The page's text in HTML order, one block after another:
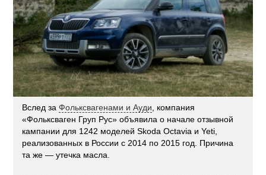
Вслед заФольксвагенами и Ауди , компания
«Фольксваген Груп Рус» объявила о начале отзывной
кампании для 1242 моделей Skoda Octavia и Yeti,
реализованных в России с 2014 по 2015 год. Причина
та же — утечка масла.